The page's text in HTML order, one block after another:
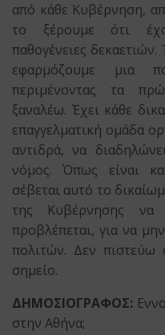
από κάθε Κυβέρνηση,
το ξέρουμε ότι
παθογένειες
εφαρμόζουμε μια
περιμένοντας τα
ξαναλέω. Έχει κάθε
επαγγελματική ομάδα
αντιδρά, να
νόμος. Όπως είναι
σέβεται αυτό το
της Κυβέρνησης
προβλέπεται, για να
πολιτών. Δεν πιστεύω
σημείο.
ΔΗΜΟΣΙΟΓΡΑΦΟΣ:
στην Αθήνα;